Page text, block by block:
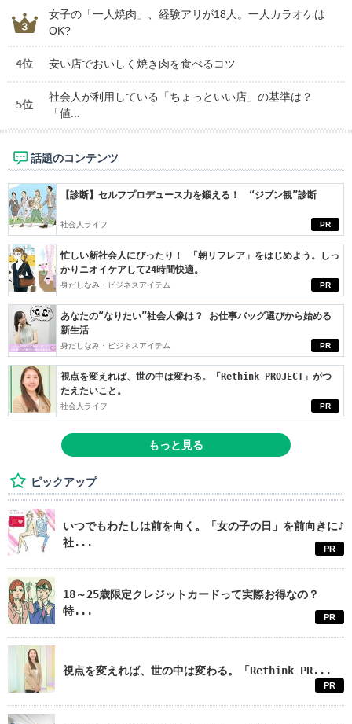
女子の「一人焼肉」、経験アリが18人。一人カラオケは
OK?
4位 安い店でおいしく焼き肉を食べるコツ
5位
社会人が利用している「ちょっといい店」の基準は？
「値...
話題のコンテンツ
PR
【診断】セルフプロデュース力を鍛える！ “ジブン観”診断
社会人ライフ
PR
忙しい新社会人にぴったり！ 「朝リフレア」をはじめよう。しっ
かりニオイケアして24時間快適。
身だしなみ・ビジネスアイテム
PR
あなたの“なりたい”社会人像は？ お仕事バッグ選びから始める
新生活
身だしなみ・ビジネスアイテム
PR
視点を変えれば、世の中は変わる。「Rethink PROJECT」がつ
たえたいこと。
社会人ライフ
もっと見る
ピックアップ
いつでもわたしは前を向く。「女の子の日」を前向きに♪
社...
PR
18～25歳限定クレジットカードって実際お得なの？
特...
PR
視点を変えれば、世の中は変わる。「Rethink PR...
PR